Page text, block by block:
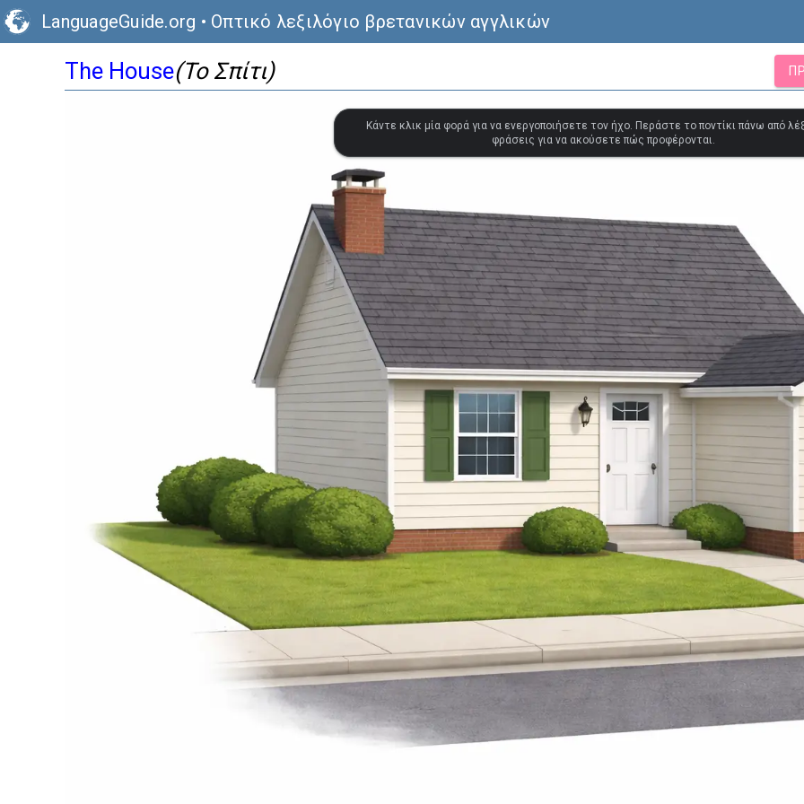
LanguageGuide.org • Οπτικό λεξιλόγιο βρετανικών αγγλικών
The House(Το Σπίτι)
Κάντε κλικ μία φορά για να ενεργοποιήσετε τον ήχο. Περάστε το ποντίκι πάνω από
φράσεις για να ακούσετε πώς προφέρονται.